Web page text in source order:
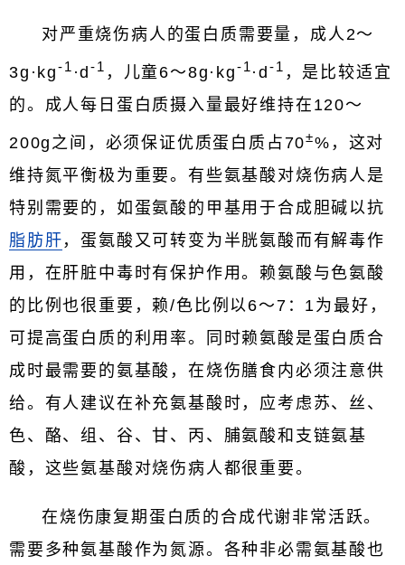
对严重烧伤病人的蛋白质需要量，成人2～
3g·kg-1 ·d-1 ，儿童6～8g·kg-1 ·d-1 ，是比较适宜
的。成人每日蛋白质摄入量最好维持在120～
200g之间，必须保证优质蛋白质占70±%，这对
维持氮平衡极为重要。有些氨基酸对烧伤病人是
特别需要的，如蛋氨酸的甲基用于合成胆碱以抗
脂肪肝 ，蛋氨酸又可转变为半胱氨酸而有解毒作
用，在肝脏中毒时有保护作用。赖氨酸与色氨酸
的比例也很重要，赖/色比例以6～7：1为最好，
可提高蛋白质的利用率。同时赖氨酸是蛋白质合
成时最需要的氨基酸，在烧伤膳食内必须注意供
给。有人建议在补充氨基酸时，应考虑苏、丝、
色、酪、组、谷、甘、丙、脯氨酸和支链氨基
酸，这些氨基酸对烧伤病人都很重要。
在烧伤康复期蛋白质的合成代谢非常活跃。
需要多种氨基酸作为氮源。各种非必需氨基酸也